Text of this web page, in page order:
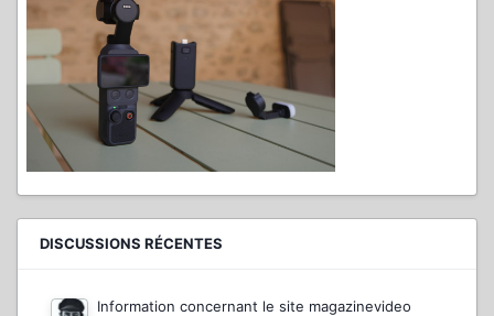
DISCUSSIONS RÉCENTES
Information concernant le site magazinevideo